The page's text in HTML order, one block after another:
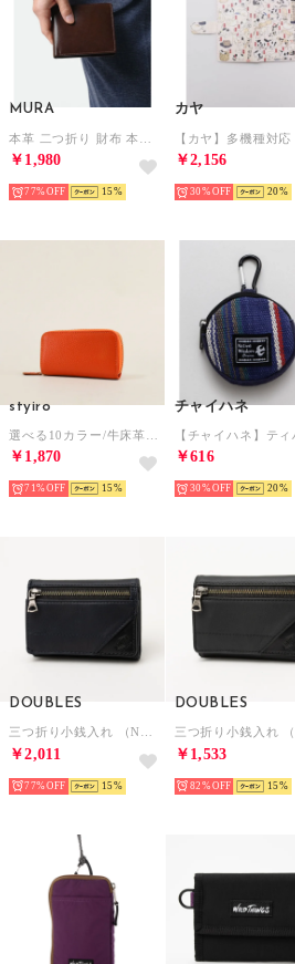
MURA
￥1,980
77% 15
カヤ
￥2,156
30% 20
styiro
￥1,870
71% 15
チャイハネ
￥616
30% 20
DOUBLES
三つ折り小銭入れ （NVY）
￥2,011
77% 15
DOUBLES
￥1,533
82% 15